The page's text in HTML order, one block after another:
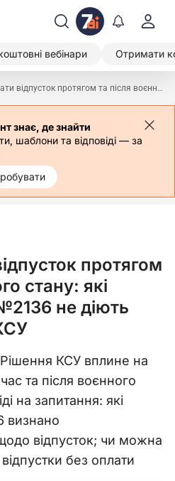
вебінари Отримати
Умови оплати відпусток протягом та після воєнного стану: які норми Закону №2136 не діють після Рішення КСУ
знає, де знайти
шаблони та відповіді — за
протягом
стану: які
не діють
КСУ вплине на
та після воєнного
на запитання: які
визнано
відпусток; чи можна
без оплати